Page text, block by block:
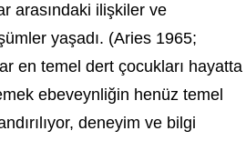
arasındaki ilişkiler ve
yaşadı. (Aries 1965;
en temel dert çocukları hayatta
ebeveynliğin henüz temel
deneyim ve bilgi